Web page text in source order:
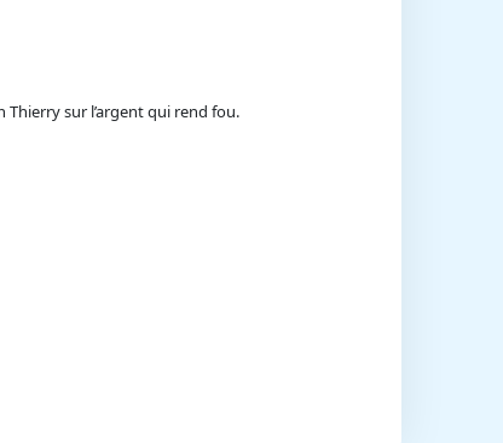
sur l’argent qui rend fou.